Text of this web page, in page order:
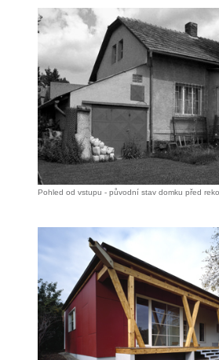
Pohled od vstupu - původní stav domku před